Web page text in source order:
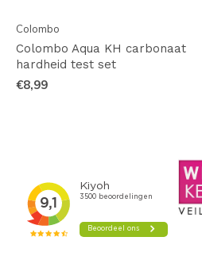
Colombo
Colombo Aqua KH carbonaat
hardheid test set
€8,99